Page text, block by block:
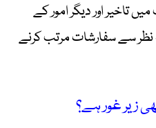
تاخیر اور دیگر امور کے
نظر سے سفارشات مرتب کرنے